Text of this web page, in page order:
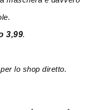
3,99.
lo shop diretto.